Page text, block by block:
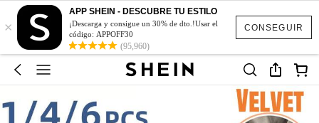
CONSEGUIR
×
APP SHEIN - DESCUBRE TU ESTILO
¡Descarga y consigue un 30% de dto.!Usar el
código: APPOFF30
(95,960)